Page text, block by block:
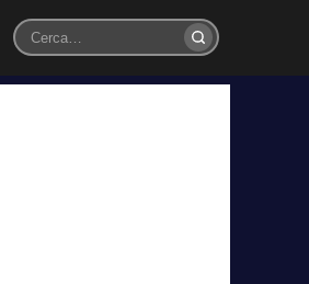
Cerca